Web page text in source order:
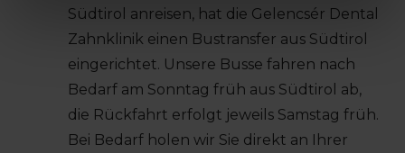
Südtirol anreisen, hat die Gelencsér Dental
Zahnklinik einen Bustransfer aus Südtirol
eingerichtet. Unsere Busse fahren nach
Bedarf am Sonntag früh aus Südtirol ab,
die Rückfahrt erfolgt jeweils Samstag früh.
Bei Bedarf holen wir Sie direkt an Ihrer